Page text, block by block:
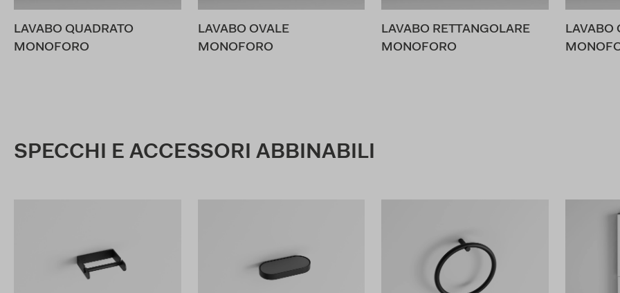
LAVABO QUADRATO
MONOFORO
LAVABO OVALE
MONOFORO
LAVABO RETTANGOLARE
MONOFORO
LAVABO
SPECCHI E ACCESSORI ABBINABILI